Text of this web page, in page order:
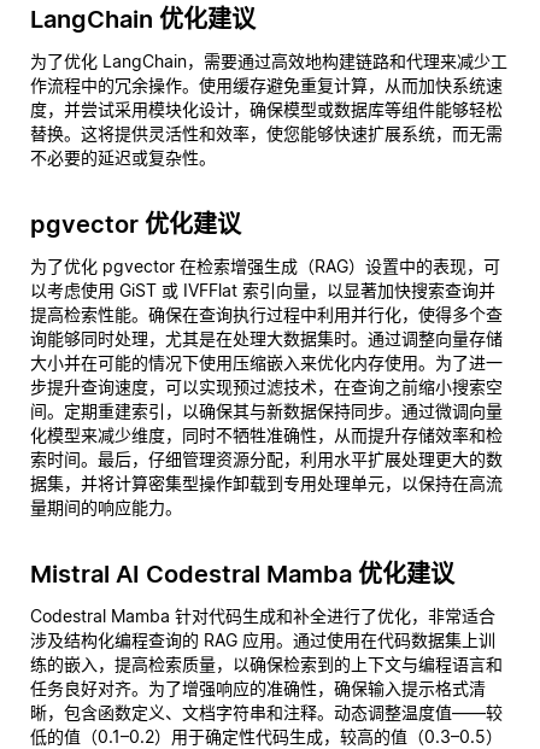
LangChain 优化建议
为了优化 LangChain，需要通过高效地构建链路和代理来减少工
作流程中的冗余操作。使用缓存避免重复计算，从而加快系统速
度，并尝试采用模块化设计，确保模型或数据库等组件能够轻松
替换。这将提供灵活性和效率，使您能够快速扩展系统，而无需
不必要的延迟或复杂性。
pgvector 优化建议
为了优化 pgvector 在检索增强生成（RAG）设置中的表现，可
以考虑使用 GiST 或 IVFFlat 索引向量，以显著加快搜索查询并
提高检索性能。确保在查询执行过程中利用并行化，使得多个查
询能够同时处理，尤其是在处理大数据集时。通过调整向量存储
大小并在可能的情况下使用压缩嵌入来优化内存使用。为了进一
步提升查询速度，可以实现预过滤技术，在查询之前缩小搜索空
间。定期重建索引，以确保其与新数据保持同步。通过微调向量
化模型来减少维度，同时不牺牲准确性，从而提升存储效率和检
索时间。最后，仔细管理资源分配，利用水平扩展处理更大的数
据集，并将计算密集型操作卸载到专用处理单元，以保持在高流
量期间的响应能力。
Mistral AI Codestral Mamba 优化建议
Codestral Mamba 针对代码生成和补全进行了优化，非常适合
涉及结构化编程查询的 RAG 应用。通过使用在代码数据集上训
练的嵌入，提高检索质量，以确保检索到的上下文与编程语言和
任务良好对齐。为了增强响应的准确性，确保输入提示格式清
晰，包含函数定义、文档字符串和注释。动态调整温度值——较
低的值（0.1–0.2）用于确定性代码生成，较高的值（0.3–0.5）